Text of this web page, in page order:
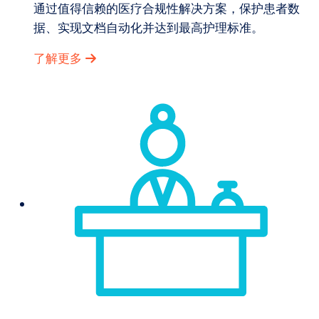
通过值得信赖的医疗合规性解决方案，保护患者数
据、实现文档自动化并达到最高护理标准。
了解更多